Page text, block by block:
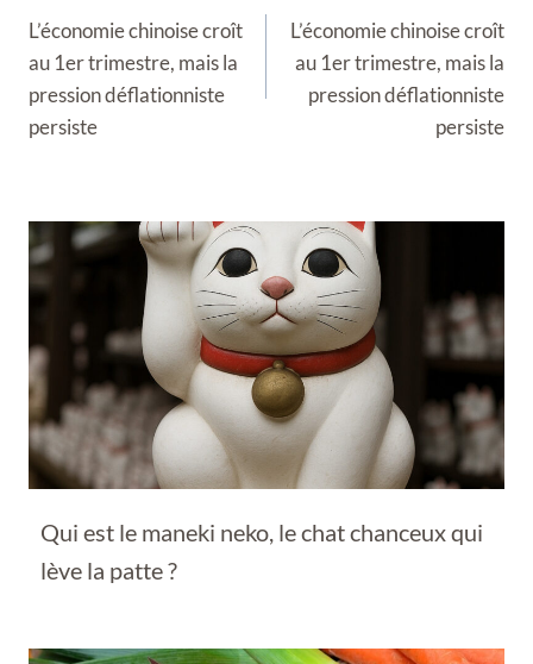
de
l’article
L’économie chinoise croît
au 1er trimestre, mais la
pression déflationniste
persiste
L’économie chinoise croît
au 1er trimestre, mais la
pression déflationniste
persiste
Qui est le maneki neko, le chat chanceux qui
lève la patte ?